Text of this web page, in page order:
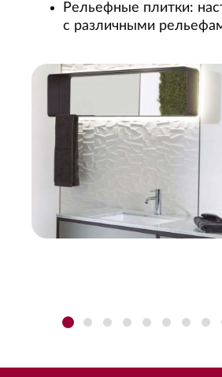
Рельефные плитки:
с различными